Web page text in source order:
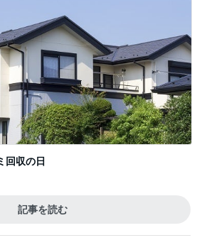
回収の日
記事を読む